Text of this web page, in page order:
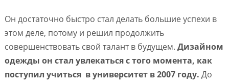
Он достаточно быстро стал делать большие успехи в
этом деле, потому и решил продолжить
совершенствовать свой талант в будущем. Дизайном
одежды он стал увлекаться с того момента, как
поступил учиться в университет в 2007 году. До